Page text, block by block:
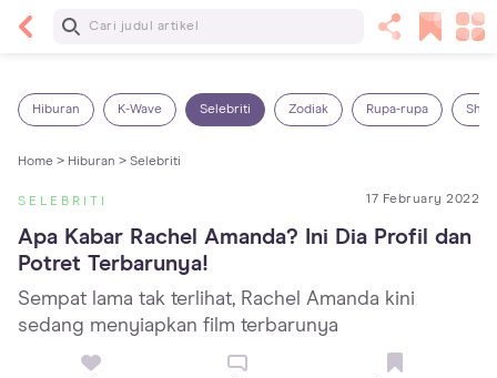
Baca Selanjutnya
Hiburan K-Wave Selebriti Zodiak Rupa-rupa
Home > Hiburan > Selebriti
SELEBRITI 17 February 2022
Apa Kabar Rachel Amanda? Ini Dia Profil dan
Potret Terbarunya!
Sempat lama tak terlihat, Rachel Amanda kini
sedang menyiapkan film terbarunya